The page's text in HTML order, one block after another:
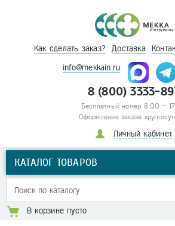
Как сделать заказ? Доставка
info@mekkain.ru
8 (800) 3333-
Бесплатный номер 8:00 –
Оформление заказа
Личный кабинет
КАТАЛОГ ТОВАРОВ
В корзине пусто